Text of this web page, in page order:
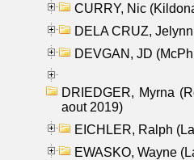
CURRY, Nic
DELA CRUZ,
DEVGAN, JD
DRIEDGER, Myrna
aout 2019)
EICHLER, Ralph
EWASKO, Wayne